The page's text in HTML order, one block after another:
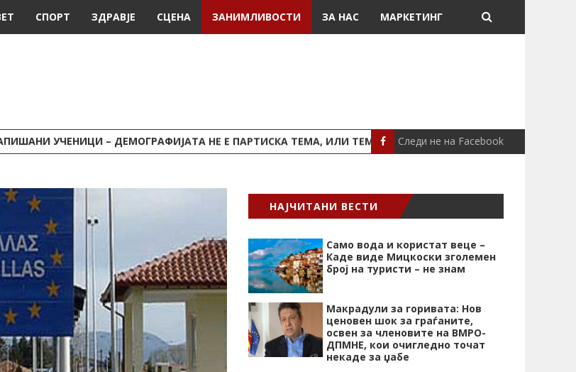
СПОРТ ЗДРАВЈЕ СЦЕНА ЗАНИМЛИВОСТИ ЗА НАС МАРКЕТИНГ
УЧЕНИЦИ – ДЕМОГРАФИЈАТА НЕ Е ПАРТИСКА ТЕМА, ИЛИ ТЕМА ЗА ПОД ТЕПИХ СВЕТ НОВИ УСЛОВИ ЗА
Следи не на Facebook
НАЈЧИТАНИ ВЕСТИ
Само вода и користат веце –
Каде виде Мицкоски зголемен
број на туристи – не знам
Макрадули за горивата: Нов
ценовен шок за граѓаните,
освен за членовите на ВМРО-
ДПМНЕ, кои очигледно точат
некаде за џабе